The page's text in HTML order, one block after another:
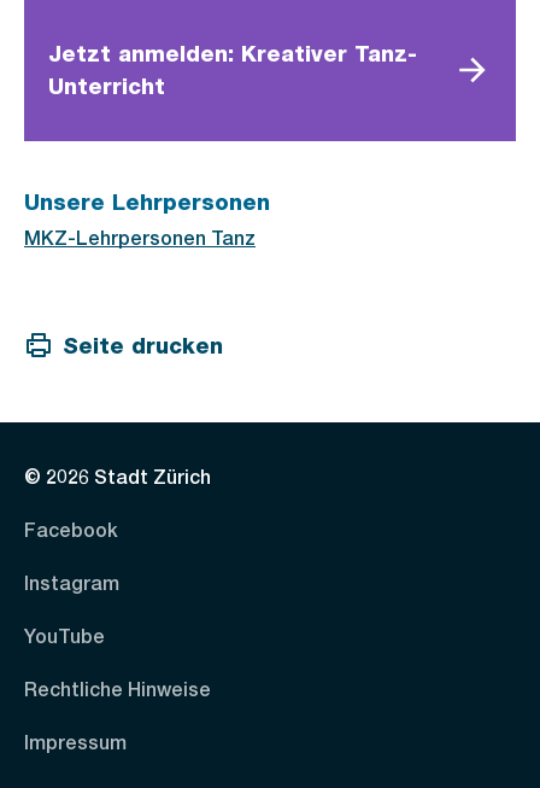
Jetzt anmelden: Kreativer Tanz-
Unterricht
Unsere Lehrpersonen
MKZ-Lehrpersonen Tanz
Seite drucken
© 2026 Stadt Zürich
Facebook
Instagram
YouTube
Rechtliche Hinweise
Impressum